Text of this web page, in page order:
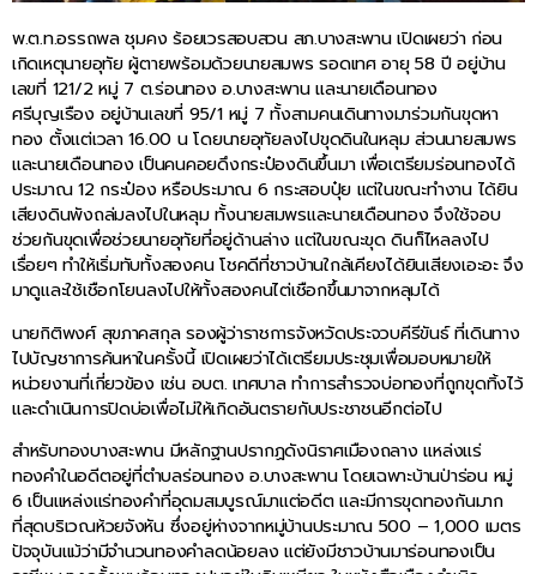
พ.ต.ท.อรรถพล ชุมคง ร้อยเวรสอบสวน สภ.บางสะพาน เปิดเผยว่า ก่อน
เกิดเหตุนายอุทัย ผู้ตายพร้อมด้วยนายสมพร รอดเทศ อายุ 58 ปี อยู่บ้าน
เลขที่ 121/2 หมู่ 7 ต.ร่อนทอง อ.บางสะพาน และนายเดือนทอง
ศรีบุญเรือง อยู่บ้านเลขที่ 95/1 หมู่ 7 ทั้งสามคนเดินทางมาร่วมกันขุดหา
ทอง ตั้งแต่เวลา 16.00 น โดยนายอุทัยลงไปขุดดินในหลุม ส่วนนายสมพร
และนายเดือนทอง เป็นคนคอยดึงกระป๋องดินขึ้นมา เพื่อเตรียมร่อนทองได้
ประมาณ 12 กระป๋อง หรือประมาณ 6 กระสอบปุ๋ย แต่ในขณะทำงาน ได้ยิน
เสียงดินพังถล่มลงไปในหลุม ทั้งนายสมพรและนายเดือนทอง จึงใช้จอบ
ช่วยกันขุดเพื่อช่วยนายอุทัยที่อยู่ด้านล่าง แต่ในขณะขุด ดินก็ไหลลงไป
เรื่อยๆ ทำให้เริ่มทับทั้งสองคน โชคดีที่ชาวบ้านใกล้เคียงได้ยินเสียงเอะอะ จึง
มาดูและใช้เชือกโยนลงไปให้ทั้งสองคนไต่เชือกขึ้นมาจากหลุมได้
นายกิติพงศ์ สุขภาคสกุล รองผู้ว่าราชการจังหวัดประจวบคีรีขันธ์ ที่เดินทาง
ไปบัญชาการค้นหาในครั้งนี้ เปิดเผยว่าได้เตรียมประชุมเพื่อมอบหมายให้
หน่วยงานที่เกี่ยวข้อง เช่น อบต. เทศบาล ทำการสำรวจบ่อทองที่ถูกขุดทิ้งไว้
และดำเนินการปิดบ่อเพื่อไม่ให้เกิดอันตรายกับประชาชนอีกต่อไป
สำหรับทองบางสะพาน มีหลักฐานปรากฏดังนิราศเมืองถลาง แหล่งแร่
ทองคำในอดีตอยู่ที่ตำบลร่อนทอง อ.บางสะพาน โดยเฉพาะบ้านป่าร่อน หมู่
6 เป็นแหล่งแร่ทองคำที่อุดมสมบูรณ์มาแต่อดีต และมีการขุดทองกันมาก
ที่สุดบริเวณห้วยจังหัน ซึ่งอยู่ห่างจากหมู่บ้านประมาณ 500 – 1,000 เมตร
ปัจจุบันแม้ว่ามีจำนวนทองคำลดน้อยลง แต่ยังมีชาวบ้านมาร่อนทองเป็น